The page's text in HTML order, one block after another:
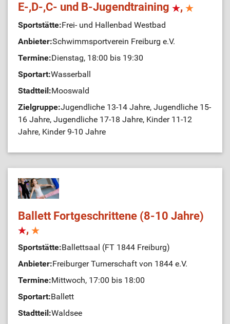
E-,D-,C- und B-Jugendtraining ,
Sportstätte:Frei- und Hallenbad Westbad
Anbieter:Schwimmsportverein Freiburg e.V.
Termine:Dienstag, 18:00 bis 19:30
Sportart:Wasserball
Stadtteil:Mooswald
Zielgruppe:Jugendliche 13-14 Jahre, Jugendliche 15-
16 Jahre, Jugendliche 17-18 Jahre, Kinder 11-12
Jahre, Kinder 9-10 Jahre
Ballett Fortgeschrittene (8-10 Jahre)
,
Sportstätte:Ballettsaal (FT 1844 Freiburg)
Anbieter:Freiburger Turnerschaft von 1844 e.V.
Termine:Mittwoch, 17:00 bis 18:00
Sportart:Ballett
Stadtteil:Waldsee